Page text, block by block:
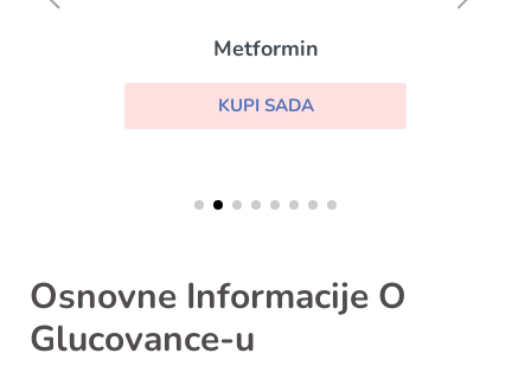
Metformin
KUPI SADA
Osnovne Informacije O
Glucovance-u